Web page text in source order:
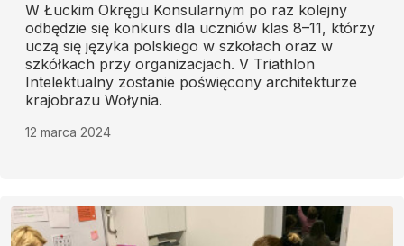
W Łuckim Okręgu Konsularnym po raz kolejny
odbędzie się konkurs dla uczniów klas 8–11, którzy
uczą się języka polskiego w szkołach oraz w
szkółkach przy organizacjach. V Triathlon
Intelektualny zostanie poświęcony architekturze
krajobrazu Wołynia.
12 marca 2024